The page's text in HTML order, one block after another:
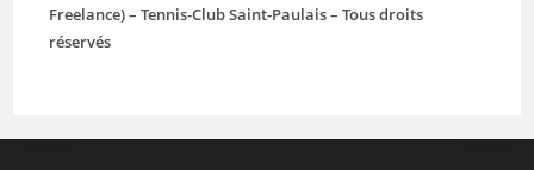
Freelance) – Tennis-Club Saint-Paulais – Tous droits
réservés